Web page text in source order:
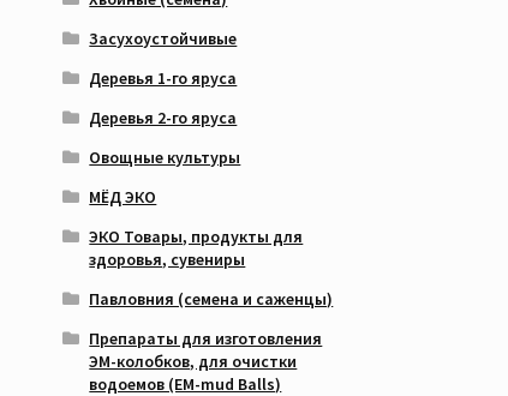
Засухоустойчивые
Деревья 1-го яруса
Деревья 2-го яруса
Овощные культуры
МЁД ЭКО
ЭКО Товары, продукты для
здоровья, сувениры
Павловния (семена и саженцы)
Препараты для изготовления
ЭМ-колобков, для очистки
водоемов (EM-mud Balls)